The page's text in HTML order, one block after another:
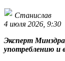
Станислав
4 июля 2026, 9:30
Эксперт
употреблению и